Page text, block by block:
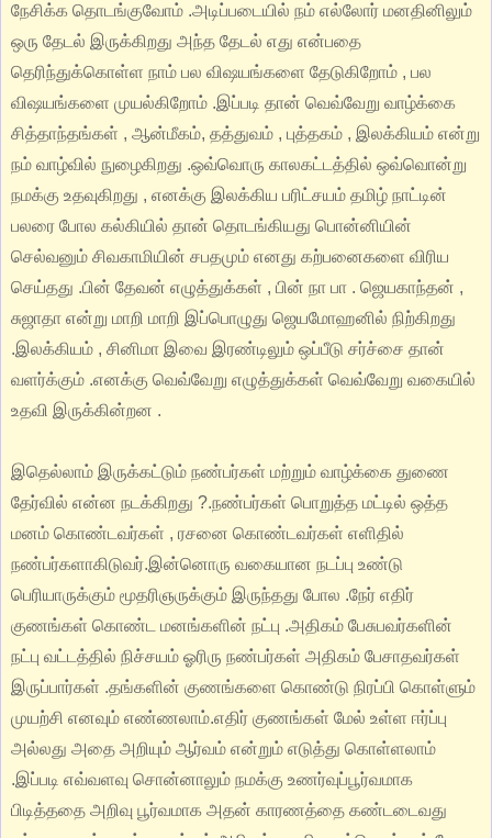
நேசிக்க தொடங்குவோம் .அடிப்படையில் நம் எல்லோர் மனதினிலும்
ஒரு தேடல் இருக்கிறது அந்த தேடல் எது என்பதை
தெரிந்துக்கொள்ள நாம் பல விஷயங்களை தேடுகிறோம் , பல
விஷயங்களை முயல்கிறோம் .இப்படி தான் வெவ்வேறு வாழ்க்கை
சித்தாந்தங்கள் , ஆன்மீகம், தத்துவம் , புத்தகம் , இலக்கியம் என்று
நம் வாழ்வில் நுழைகிறது .ஒவ்வொரு காலகட்டத்தில் ஒவ்வொன்று
நமக்கு உதவுகிறது , எனக்கு இலக்கிய பரிட்சயம் தமிழ் நாட்டின்
பலரை போல கல்கியில் தான் தொடங்கியது பொன்னியின்
செல்வனும் சிவகாமியின் சபதமும் எனது கற்பனைகளை விரிய
செய்தது .பின் தேவன் எழுத்துக்கள் , பின் நா பா . ஜெயகாந்தன் ,
சுஜாதா என்று மாறி மாறி இப்பொழுது ஜெயமோஹனில் நிற்கிறது
.இலக்கியம் , சினிமா இவை இரண்டிலும் ஒப்பீடு சர்ச்சை தான்
வளர்க்கும் .எனக்கு வெவ்வேறு எழுத்துக்கள் வெவ்வேறு வகையில்
உதவி இருக்கின்றன .
இதெல்லாம் இருக்கட்டும் நண்பர்கள் மற்றும் வாழ்க்கை துணை
தேர்வில் என்ன நடக்கிறது ?.நண்பர்கள் பொறுத்த மட்டில் ஒத்த
மனம் கொண்டவர்கள் , ரசனை கொண்டவர்கள் எளிதில்
நண்பர்களாகிடுவர்.இன்னொரு வகையான நடப்பு உண்டு
பெரியாருக்கும் மூதரிஞருக்கும் இருந்தது போல .நேர் எதிர்
குணங்கள் கொண்ட மனங்களின் நட்பு .அதிகம் பேசுபவர்களின்
நட்பு வட்டத்தில் நிச்சயம் ஓரிரு நண்பர்கள் அதிகம் பேசாதவர்கள்
இருப்பார்கள் .தங்களின் குணங்களை கொண்டு நிரப்பி கொள்ளும்
முயற்சி எனவும் எண்ணலாம்.எதிர் குணங்கள் மேல் உள்ள ஈர்ப்பு
அல்லது அதை அறியும் ஆர்வம் என்றும் எடுத்து கொள்ளலாம்
.இப்படி எவ்வளவு சொன்னாலும் நமக்கு உணர்வுப்பூர்வமாக
பிடித்ததை அறிவு பூர்வமாக அதன் காரணத்தை கண்டடைவது